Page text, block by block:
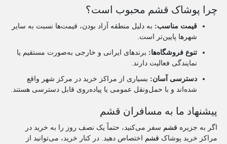
چرا پوشاک قشم محبوب است؟
قیمت مناسب: به دلیل منطقه آزاد بودن، قیمت‌ها نسبت به سایر
شهرها پایین‌تر است.
تنوع فروشگاه‌ها: برندهای ایرانی و خارجی به‌صورت مستقیم یا
نمایندگی فعالیت دارند.
دسترسی آسان: بسیاری از مراکز خرید در مرکز شهر واقع
شده‌اند و با حمل‌ونقل عمومی یا پیاده‌روی قابل دسترسی هستند.
پیشنهاد ما به مسافران قشم
اگر به جزیره قشم سفر می‌کنید، حتماً یک نصف روز را به خرید در
مراکز خرید پوشاک قشم
اختصاص دهید. در کنار خرید، می‌توانید از